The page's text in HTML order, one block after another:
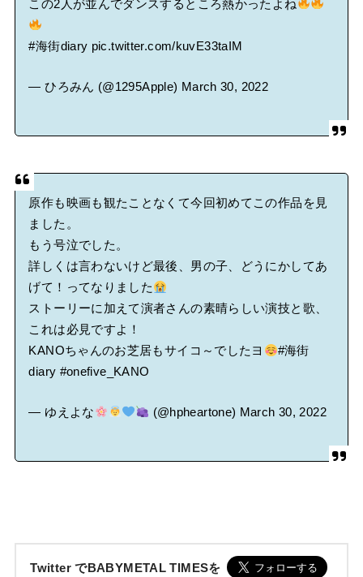
この2人が並んでダンスするところ熱かったよね
#海街diary pic.twitter.com/kuvE33taIM
— ひろみん (@1295Apple) March 30, 2022
原作も映画も観たことなくて今回初めてこの作品を見
ました。
もう号泣でした。
詳しくは言わないけど最後、男の子、どうにかしてあ
げて！ってなりました
ストーリーに加えて演者さんの素晴らしい演技と歌、
これは必見ですよ！
KANOちゃんのお芝居もサイコ～でしたヨ
#海街
diary #onefive_KANO
— ゆえよな (@hpheartone) March 30, 2022
Twitter でBABYMETAL TIMESを